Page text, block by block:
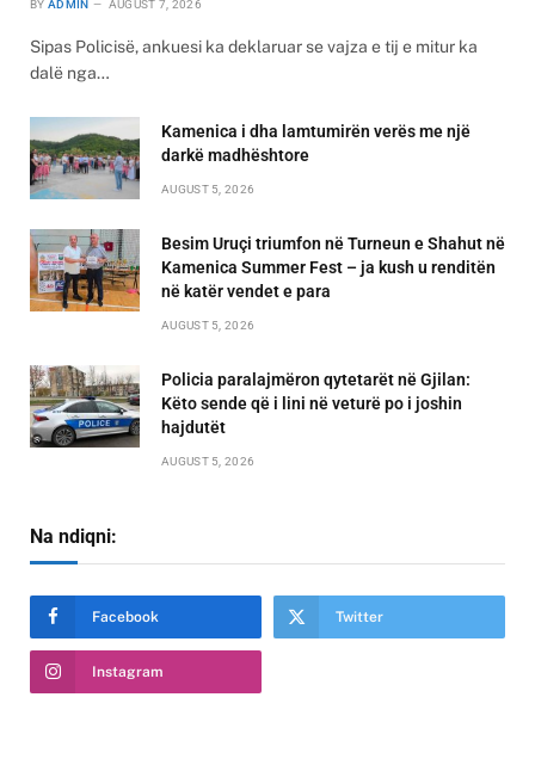
BY ADMIN AUGUST 7, 2026
Sipas Policisë, ankuesi ka deklaruar se vajza e tij e mitur ka
dalë nga…
Kamenica i dha lamtumirën verës me një
darkë madhështore
AUGUST 5, 2026
Besim Uruçi triumfon në Turneun e Shahut në
Kamenica Summer Fest – ja kush u renditën
në katër vendet e para
AUGUST 5, 2026
Policia paralajmëron qytetarët në Gjilan:
Këto sende që i lini në veturë po i joshin
hajdutët
AUGUST 5, 2026
Na ndiqni:
Facebook Twitter
Instagram